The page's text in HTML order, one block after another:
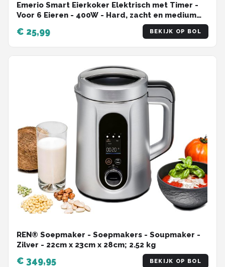
Emerio Smart Eierkoker Elektrisch met Timer -
Voor 6 Eieren - 400W - Hard, zacht en medium
gekookt - Inclusief Maatbeker - EB-115560.14 -
Eierwekker Wit
€ 25,99 BEKIJK OP BOL
REN® Soepmaker - Soepmakers - Soupmaker -
Zilver - 22cm x 23cm x 28cm; 2.52 kg
€ 349,95 BEKIJK OP BOL